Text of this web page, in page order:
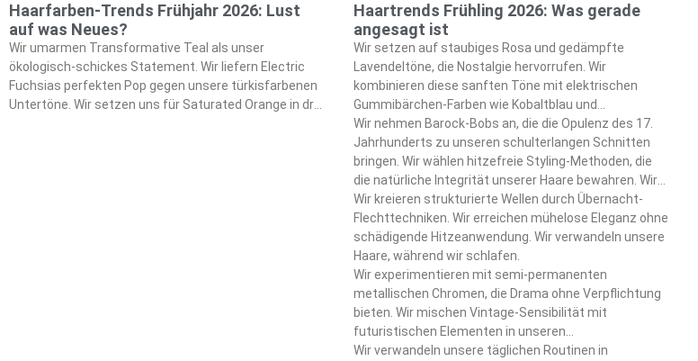
Haarfarben-Trends Frühjahr 2026: Lust
auf was Neues?
Wir umarmen Transformative Teal als unser
ökologisch-schickes Statement. Wir liefern Electric
Fuchsias perfekten Pop gegen unsere türkisfarbenen
Untertöne. Wir setzen uns für Saturated Orange in drei
Haartrends Frühling 2026: Was gerade
angesagt ist
Wir setzen auf staubiges Rosa und gedämpfte
Lavendeltöne, die Nostalgie hervorrufen. Wir
kombinieren diese sanften Töne mit elektrischen
Gummibärchen-Farben wie Kobaltblau und
Smaragdgrün. Wir schaffen auffällige Kontraste, die
unsere Frühlings-Ästhetik definieren.
Wir nehmen Barock-Bobs an, die die Opulenz des 17.
Jahrhunderts zu unseren schulterlangen Schnitten
bringen. Wir wählen hitzefreie Styling-Methoden, die
die natürliche Integrität unserer Haare bewahren. Wir
verwenden Seidenschals und Flexi-Lockenwickler als
unsere wichtigsten Styling-Tools.
Wir kreieren strukturierte Wellen durch Übernacht-
Flechttechniken. Wir erreichen mühelose Eleganz ohne
schädigende Hitzeanwendung. Wir verwandeln unsere
Haare, während wir schlafen.
Wir experimentieren mit semi-permanenten
metallischen Chromen, die Drama ohne Verpflichtung
bieten. Wir mischen Vintage-Sensibilität mit
futuristischen Elementen in unseren
Farbentscheidungen. Wir schaffen überraschend
Wir verwandeln unsere täglichen Routinen in